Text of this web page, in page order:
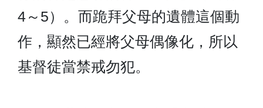
4～5）。而跪拜父母的遺體這個動
作，顯然已經將父母偶像化，所以
基督徒當禁戒勿犯。